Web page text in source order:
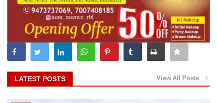
LATEST POSTS View All Posts